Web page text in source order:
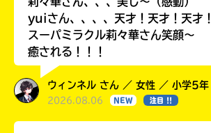
yuiさん、、、、天才！天才！天才！
スーパミラクル莉々華さん笑顔〜
癒される！！！
ウィンネル さん ／ 女性 ／ 小学5年
2026.08.06 NEW 注目 !!